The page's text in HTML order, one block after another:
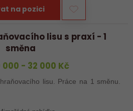
na pozici
lisu s praxí - 1
směna
000 - 32 000 Kč
lisu. Práce na 1 směnu.